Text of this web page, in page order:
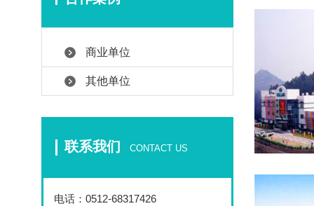
商业单位
其他单位
联系我们 CONTACT US
电话： 0512-68317426